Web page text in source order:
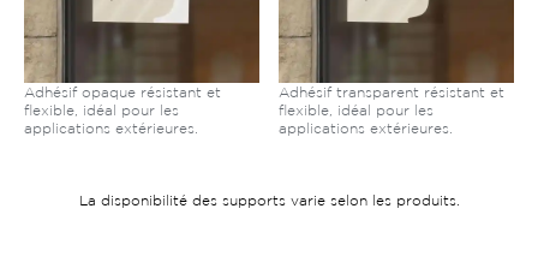
Adhésif opaque résistant et
flexible, idéal pour les
applications extérieures.
Adhésif transparent résistant et
flexible, idéal pour les
applications extérieures.
La disponibilité des supports varie selon les produits.